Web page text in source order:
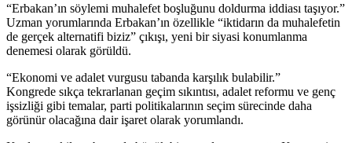
“Erbakan’ın söylemi muhalefet boşluğunu doldurma iddiası taşıyor.”
Uzman yorumlarında Erbakan’ın özellikle “iktidarın da muhalefetin
de gerçek alternatifi biziz” çıkışı, yeni bir siyasi konumlanma
denemesi olarak görüldü.
“Ekonomi ve adalet vurgusu tabanda karşılık bulabilir.”
Kongrede sıkça tekrarlanan geçim sıkıntısı, adalet reformu ve genç
işsizliği gibi temalar, parti politikalarının seçim sürecinde daha
görünür olacağına dair işaret olarak yorumlandı.